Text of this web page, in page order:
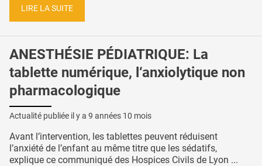
LIRE LA SUITE
ANESTHÉSIE PÉDIATRIQUE: La
tablette numérique, l‘anxiolytique non
pharmacologique
Actualité publiée il y a 9 années 10 mois
Avant l’intervention, les tablettes peuvent réduisent
l’anxiété de l’enfant au même titre que les sédatifs,
explique ce communiqué des Hospices Civils de Lyon ...